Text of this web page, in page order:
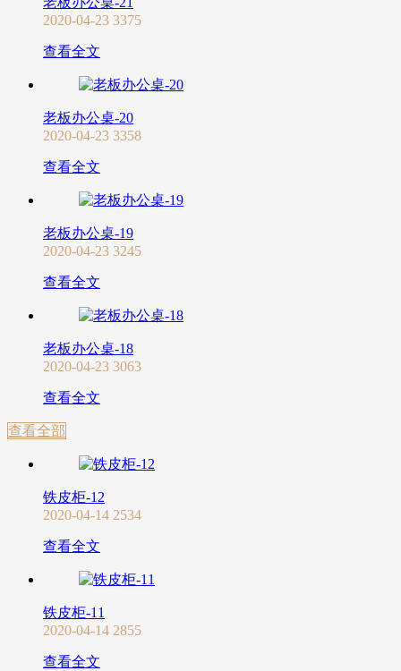
2020-04-23 3375
查看全文
老板办公桌-20
2020-04-23 3358
查看全文
老板办公桌-19
2020-04-23 3245
查看全文
老板办公桌-18
2020-04-23 3063
查看全文
查看全部
铁皮柜-12
2020-04-14 2534
查看全文
铁皮柜-11
2020-04-14 2855
查看全文